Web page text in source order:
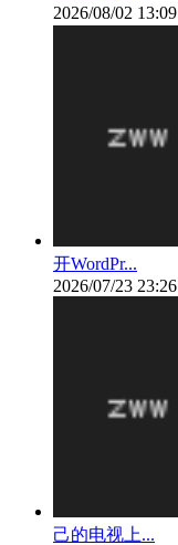
2026/08/02 13:09
开WordPr...
2026/07/23 23:26
己的电视上...